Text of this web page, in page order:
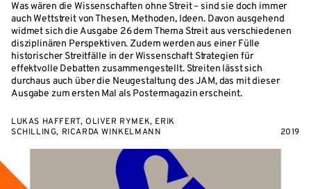
Was wären die Wissenschaften ohne Streit – sind sie doch immer
auch Wettstreit von Thesen, Methoden, Ideen. Davon ausgehend
widmet sich die Ausgabe 26 dem Thema Streit aus verschiedenen
disziplinären Perspektiven. Zudem werden aus einer Fülle
historischer Streitfälle in der Wissenschaft Strategien für
effektvolle Debatten zusammengestellt. Streiten lässt sich
durchaus auch über die Neugestaltung des JAM, das mit dieser
Ausgabe zum ersten Mal als Postermagazin erscheint.
LUKAS HAFFERT, OLIVER RYMEK, ERIK
SCHILLING, RICARDA WINKELMANN
2019